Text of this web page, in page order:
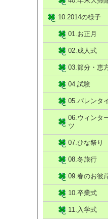
10.2014の様子
01.お正月
02.成人式
03.節分・恵
04.試験
05.バレンタ
06.ウィンタ
ツ
07.ひな祭り
08.冬旅行
09.春のお彼
10.卒業式
11.入学式